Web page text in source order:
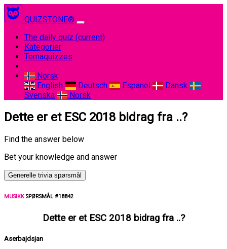
QUIZSTONE®
The daily quiz (current)
Kategorier
Temaquizzes
Norsk
English
Deutsch Espanol
Dansk
Svenska
Norsk
Dette er et ESC 2018 bidrag fra ..?
Find the answer below
Bet your knowledge and answer
Generelle trivia spørsmål
MUSIKKSPØRSMÅL #18842
Dette er et ESC 2018 bidrag fra ..?
Aserbajdsjan